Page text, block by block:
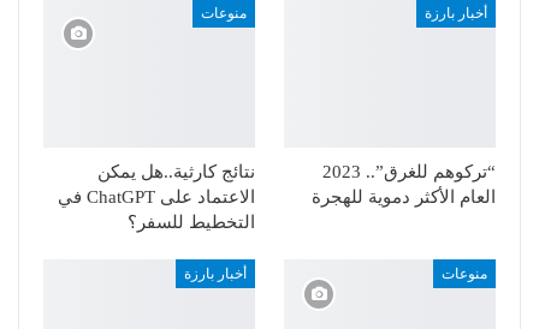
أخبار بارزة
“تركوهم للغرق”.. 2023
العام الأكثر دموية للهجرة
منوعات
نتائج كارثية..هل يمكن
الاعتماد على ChatGPT في
التخطيط للسفر؟
منوعات أخبار بارزة